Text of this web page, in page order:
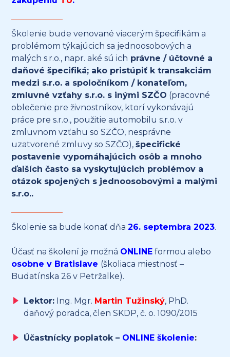
Školenie bude venované viacerým špecifikám a
problémom týkajúcich sa jednoosobových a
malých s.r.o., napr. aké sú ich právne / účtovné a
daňové špecifiká; ako pristúpiť k transakciám
medzi s.r.o. a spoločníkom / konateľom,
zmluvné vzťahy s.r.o. s inými SZČO (pracovné
oblečenie pre živnostníkov, ktorí vykonávajú
práce pre s.r.o., použitie automobilu s.r.o. v
zmluvnom vzťahu so SZČO, nesprávne
uzatvorené zmluvy so SZČO),špecifické
postavenie vypomáhajúcich osôb a mnoho
ďalších často sa vyskytujúcich problémov a
otázok spojených s jednoosobovými a malými
s.r.o..
Školenie sa bude konať dňa26. septembra 2023.
Účasť na školení je možná ONLINE formou alebo
osobne v Bratislave (školiaca miestnosť –
Budatínska 26 v Petržalke).
Lektor: Ing. Mgr. Martin Tužinský, PhD.
daňový poradca, člen SKDP, č. o. 1090/2015
Účastnícky poplatok – ONLINE školenie: